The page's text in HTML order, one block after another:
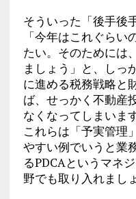
そういった「後手後
「今年はこれぐら
たい。そのためには
ましょう」と、しっ
に進める税務戦略と
ば、せっかく不動産
なくなってしまいます
これらは「予実管理
やすい例でいうと業
るPDCAというマネ
野でも取り入れまし